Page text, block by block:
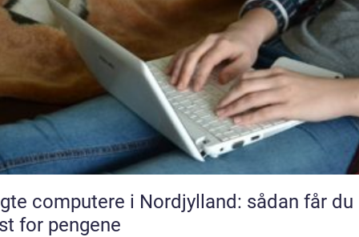
computere i Nordjylland: sådan får du
for pengene